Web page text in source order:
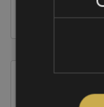
jellegűek.